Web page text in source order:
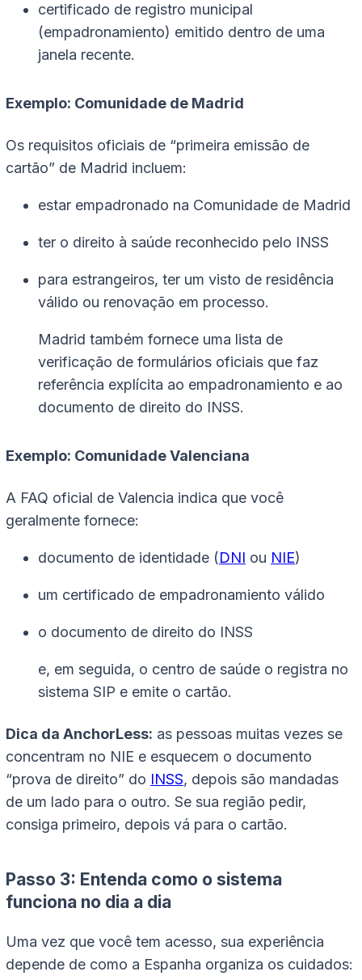
certificado de registro municipal
(empadronamiento) emitido dentro de uma
janela recente.
Exemplo: Comunidade de Madrid
Os requisitos oficiais de “primeira emissão de
cartão” de Madrid incluem:
estar empadronado na Comunidade de Madrid
ter o direito à saúde reconhecido pelo INSS
para estrangeiros, ter um visto de residência
válido ou renovação em processo.
Madrid também fornece uma lista de
verificação de formulários oficiais que faz
referência explícita ao empadronamiento e ao
documento de direito do INSS.
Exemplo: Comunidade Valenciana
A FAQ oficial de Valencia indica que você
geralmente fornece:
documento de identidade (DNI ou NIE)
um certificado de empadronamiento válido
o documento de direito do INSS
e, em seguida, o centro de saúde o registra no
sistema SIP e emite o cartão.
Dica da AnchorLess: as pessoas muitas vezes se
concentram no NIE e esquecem o documento
“prova de direito” do INSS, depois são mandadas
de um lado para o outro. Se sua região pedir,
consiga primeiro, depois vá para o cartão.
Passo 3: Entenda como o sistema
funciona no dia a dia
Uma vez que você tem acesso, sua experiência
depende de como a Espanha organiza os cuidados: